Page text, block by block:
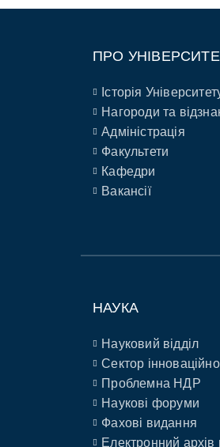
ПРО
Історія
Нагороди та
Адміністрація
Факультети
Кафедри
Вакансії
НАУКА
Науковий відділ
Сектор
Проблемна НДР
Наукові форуми
Фахові видання
Електронний архів